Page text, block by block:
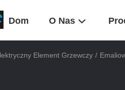
Dom O Nas
Element Grzewczy /